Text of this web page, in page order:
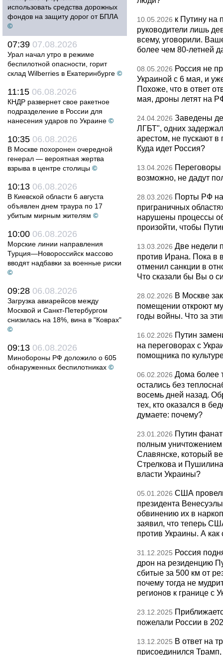
использовать средства дорожных
фондов на защиту дорог от БПЛА
©
07:39 07.08.2026
Урал начал утро в режиме
беспилотной опасности, горит
склад Wilberries в Екатеринбурге ©
11:15 06.08.2026
КНДР развернет свое ракетное
подразделение в России для
нанесения ударов по Украине ©
10:35 06.08.2026
В Москве похоронен очередной
генерал — вероятная жертва
взрыва в центре столицы ©
10:13 06.08.2026
В Киевской области 6 августа
объявлен днем траура по 17
убитым мирным жителям ©
10:00 06.08.2026
Морские линии направления
Турция—Новороссийск массово
вводят надбавки за военные риски
©
09:28 06.08.2026
Загрузка авиарейсов между
Москвой и Санкт-Петербургом
снизилась на 18%, вина в "Коврах"
©
09:13 06.08.2026
Минобороны РФ доложило о 605
обнаруженных беспилотниках ©
10.05.2026 к Путину на
руководители лишь
всему, уговорили.
более чем 80-летней
08.05.2026 Россия не
Украиной с 6 мая, и
Похоже, что в ответ
мая, дроны летят на
24.04.2026 Заведены
ЛГБТ", одних
арестом, не пускают
Куда идет Россия?
13.04.2026
возможно, не дадут
28.03.2026 Порты РФ
приграничных
нарушены процессы
произойти, чтобы
13.03.2026 Две недели
против Ирана. Пока в
отменил санкции в
Что сказали бы Вы о
28.02.2026 В Москве
помещении откроют
годы войны. Что за
16.02.2026 Путин
на переговорах с
помощника по
06.02.2026 Дома более
остались без
восемь дней назад.
тех, кто оказался в
думаете: почему?
23.01.2026 Путин
полным уничтожением
Славянске, который
Стрелкова и Пушилина
власти Украины?
05.01.2026 США
президента
обвинению их в
заявил, что теперь
против Украины. А как
31.12.2025 Россия
дрон на резиденцию
сбитые за 500 км от
почему тогда не
регионов к границе с
23.12.2025
пожелали России в
13.12.2025 В ответ на
присоединился